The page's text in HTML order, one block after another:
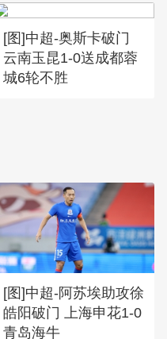
[图]中超-奥斯卡破门
云南玉昆1-0送成都蓉
城6轮不胜
[图]中超-阿苏埃助攻徐
皓阳破门 上海申花1-0
青岛海牛